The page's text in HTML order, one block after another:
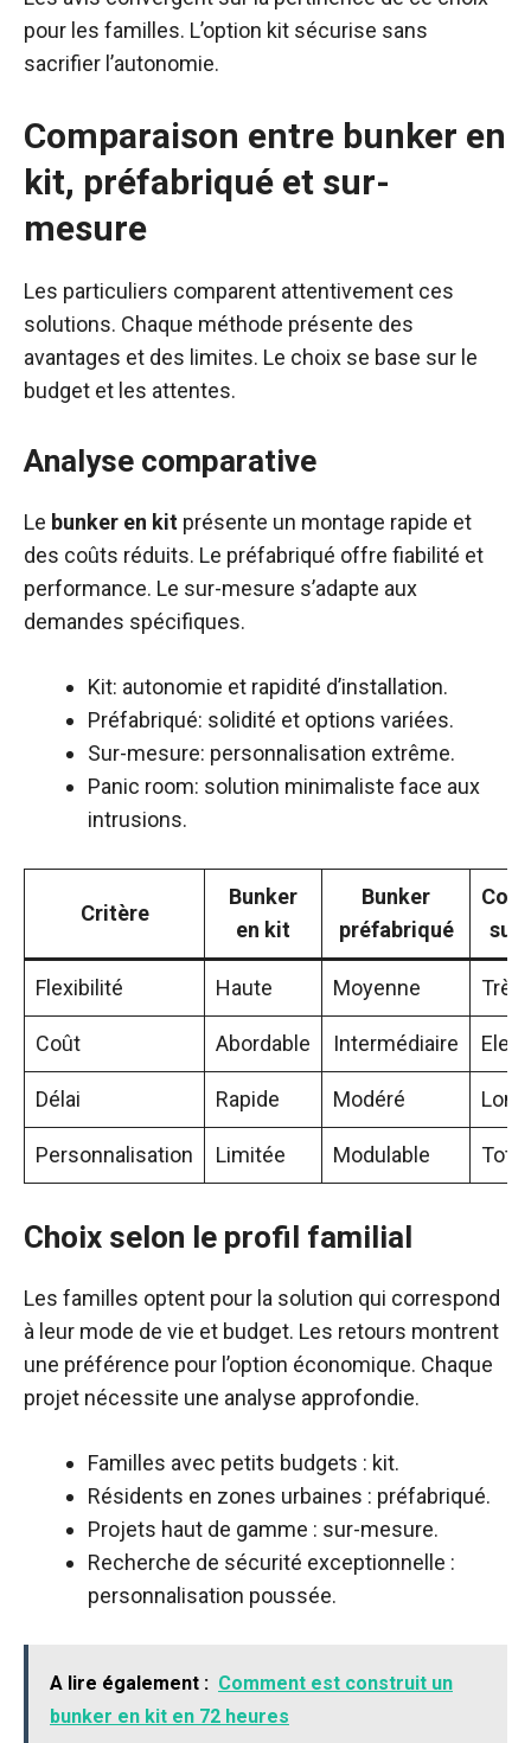
pour les familles. L’option kit sécurise sans
sacrifier l’autonomie.
Comparaison entre bunker en
kit, préfabriqué et sur-
mesure
Les particuliers comparent attentivement ces
solutions. Chaque méthode présente des
avantages et des limites. Le choix se base sur le
budget et les attentes.
Analyse comparative
Le bunker en kit présente un montage rapide et
des coûts réduits. Le préfabriqué offre fiabilité et
performance. Le sur-mesure s’adapte aux
demandes spécifiques.
Kit: autonomie et rapidité d’installation.
Préfabriqué: solidité et options variées.
Sur-mesure: personnalisation extrême.
Panic room: solution minimaliste face aux
intrusions.
Critère
Bunker
en kit
Bunker
préfabriqué
Flexibilité Haute Moyenne Très
Coût Abordable Intermédiaire Elevé
Délai Rapide Modéré Long
Personnalisation Limitée Modulable
Choix selon le profil familial
Les familles optent pour la solution qui correspond
à leur mode de vie et budget. Les retours montrent
une préférence pour l’option économique. Chaque
projet nécessite une analyse approfondie.
Familles avec petits budgets : kit.
Résidents en zones urbaines : préfabriqué.
Projets haut de gamme : sur-mesure.
Recherche de sécurité exceptionnelle :
personnalisation poussée.
A lire également : Comment est construit un
bunker en kit en 72 heures